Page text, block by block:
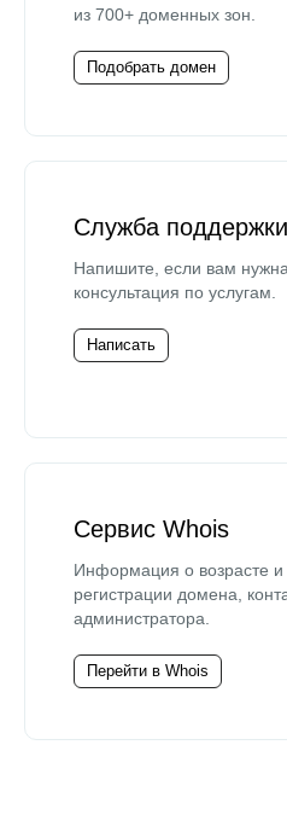
из 700+ доменных зон.
Подобрать домен
Служба поддержки
Напишите, если вам
консультация по услугам.
Написать
Сервис Whois
Информация о возрасте и
регистрации домена,
администратора.
Перейти в Whois